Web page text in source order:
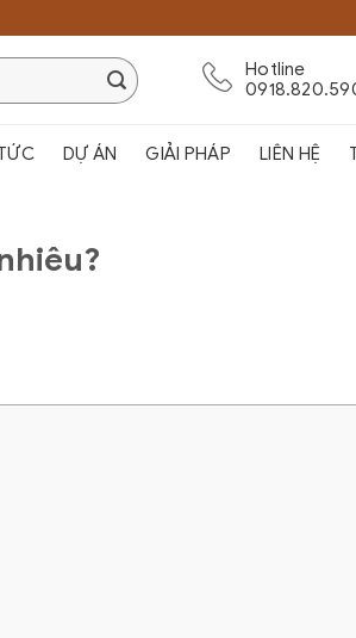
Hotline
DỰ ÁN GIẢI PHÁP LIÊN HỆ